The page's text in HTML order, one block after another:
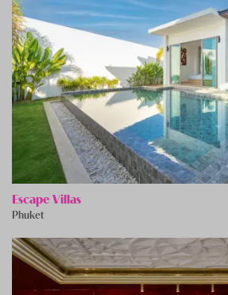
Escape Villas
Phuket